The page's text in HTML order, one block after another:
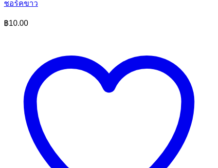
ชอร์คขาว
฿10.00